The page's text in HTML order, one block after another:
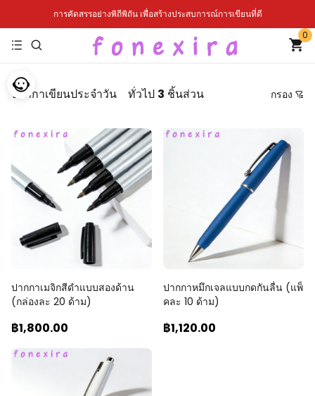
การคัดสรรอย่างพิถีพิถัน เพื่อสร้างประสบการณ์การเขียนที่ดี
0
ปากกาเขียนประจำวัน ทั่วไป 3 ชิ้นส่วน กรอง
ราคา
แนะนำการเรียงลำดับ
เรียงตามราคาจากต่ำไปสูง
เรียงตามราคาจากสูงไปต่ำ
จากใหม่ไปเก่า
ปากกาเมจิกสีดำแบบสองด้าน
(กล่องละ 20 ด้าม)
฿1,800.00
ปากกาหมึกเจลแบบกดกันลื่น (แพ็
คละ 10 ด้าม)
฿1,120.00